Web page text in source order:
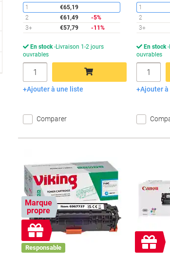
1
€65,19
2
€61,49
-5%
3+
€57,79 -11%
En stock Livraison 1-2 jours
ouvrables
Quantité
Ajouter au panier
Ajouter à une liste
Comparer
1
2
3+
En stock
ouvrables
Quantité
Ajouter
Marque
propre
Cadeau
gratuit
Responsable
Cadeau
gratuit